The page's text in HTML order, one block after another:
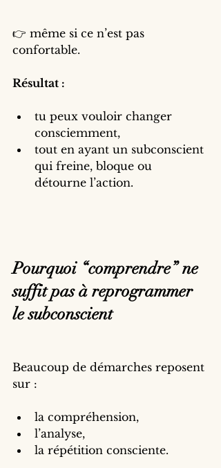
👉 même si ce n’est pas
confortable.
Résultat :
tu peux vouloir changer
consciemment,
tout en ayant un subconscient
qui freine, bloque ou
détourne l’action.
Pourquoi “comprendre” ne
suffit pas à reprogrammer
le subconscient
Beaucoup de démarches reposent
sur :
la compréhension,
l’analyse,
la répétition consciente.